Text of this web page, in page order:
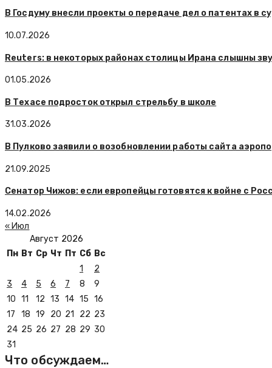
В Госдуму внесли проекты о передаче дел о патентах в
10.07.2026
Reuters: в некоторых районах столицы Ирана слышны
01.05.2026
В Техасе подросток открыл стрельбу в школе
31.03.2026
В Пулково заявили о возобновлении работы сайта
21.09.2025
Сенатор Чижов: если европейцы готовятся к войне с
14.02.2026
« Июл
Август 2026
Пн Вт Ср Чт Пт Сб Вс
1
2
3
4 5 6 7 8
9
10 11 12 13 14 15 16
17
18 19 20 21 22 23
24 25 26 27 28 29 30
31
Что обсуждаем…